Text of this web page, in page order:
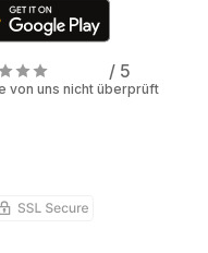
/ 5
von uns nicht überprüft